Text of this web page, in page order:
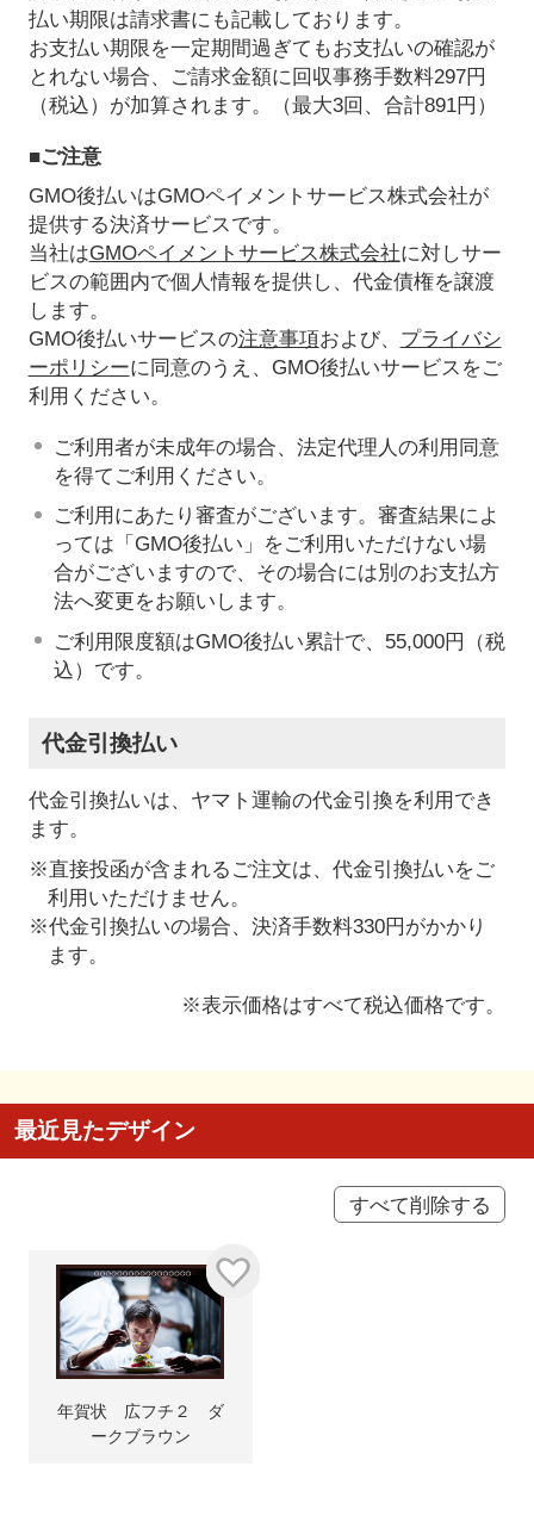
払い期限は請求書にも記載しております。
お支払い期限を一定期間過ぎてもお支払いの確認が
とれない場合、ご請求金額に回収事務手数料297円
（税込）が加算されます。（最大3回、合計891円）
■ご注意
GMO後払いはGMOペイメントサービス株式会社が
提供する決済サービスです。
当社はGMOペイメントサービス株式会社に対しサー
ビスの範囲内で個人情報を提供し、代金債権を譲渡
します。
GMO後払いサービスの注意事項および、 プライバシ
ーポリシーに同意のうえ、GMO後払いサービスをご
利用ください。
ご利用者が未成年の場合、法定代理人の利用同意
を得てご利用ください。
ご利用にあたり審査がございます。審査結果によ
っては「GMO後払い」をご利用いただけない場
合がございますので、その場合には別のお支払方
法へ変更をお願いします。
ご利用限度額はGMO後払い累計で、55,000円（税
込）です。
代金引換払い
代金引換払いは、ヤマト運輸の代金引換を利用でき
ます。
※直接投函が含まれるご注文は、代金引換払いをご
利用いただけません。
※代金引換払いの場合、決済手数料330円がかかり
ます。
※表示価格はすべて税込価格です。
最近見たデザイン
すべて削除する
年賀状 広フチ２ ダ
ークブラウン